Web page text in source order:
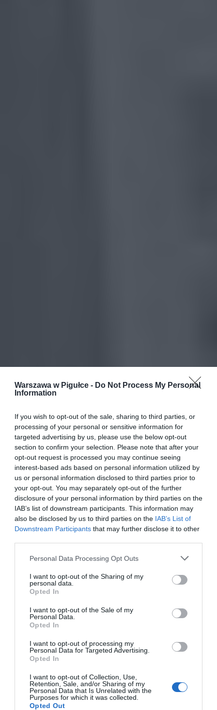
Warszawa w Pigułce - Do Not Process My Personal
Information
If you wish to opt-out of the sale, sharing to third parties, or
processing of your personal or sensitive information for
targeted advertising by us, please use the below opt-out
section to confirm your selection. Please note that after your
opt-out request is processed you may continue seeing
interest-based ads based on personal information utilized by
us or personal information disclosed to third parties prior to
your opt-out. You may separately opt-out of the further
disclosure of your personal information by third parties on the
IAB’s list of downstream participants. This information may
also be disclosed by us to third parties on the IAB’s List of
Downstream Participants that may further disclose it to other
Personal Data Processing Opt Outs
I want to opt-out of the Sharing of my
personal data.
Opted In
I want to opt-out of the Sale of my
Personal Data.
Opted In
I want to opt-out of processing my
Personal Data for Targeted Advertising.
Opted In
I want to opt-out of Collection, Use,
Retention, Sale, and/or Sharing of my
Personal Data that Is Unrelated with the
Purposes for which it was collected.
Opted Out